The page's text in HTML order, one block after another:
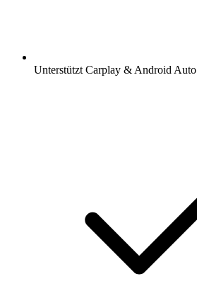
Unterstützt Carplay & Android Auto